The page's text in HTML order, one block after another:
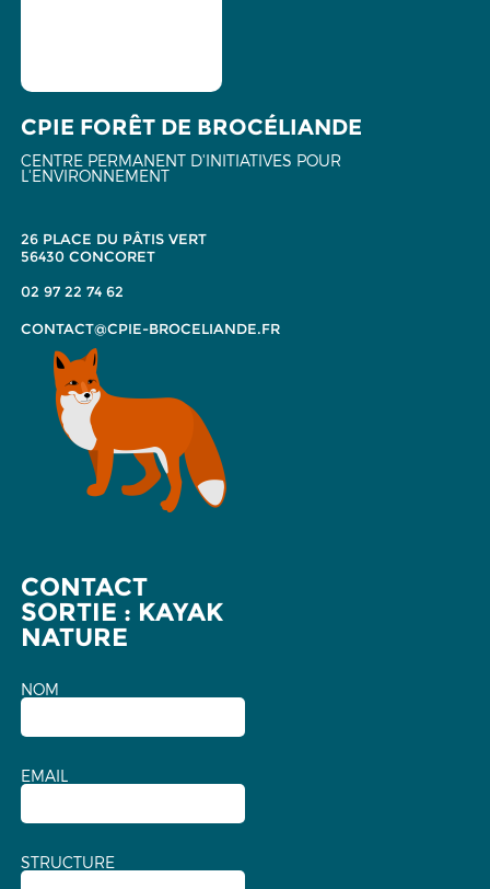
CPIE FORÊT DE BROCÉLIANDE
CENTRE PERMANENT D'INITIATIVES POUR
L'ENVIRONNEMENT
26 PLACE DU PÂTIS VERT
56430 CONCORET
02 97 22 74 62
CONTACT@CPIE-BROCELIANDE.FR
CONTACT
SORTIE : KAYAK
NATURE
NOM
EMAIL
STRUCTURE